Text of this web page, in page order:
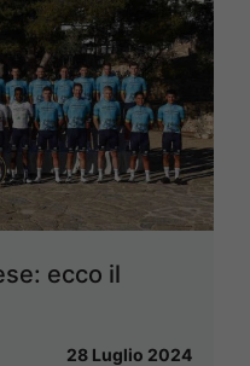
ecco il
28 Luglio 2024